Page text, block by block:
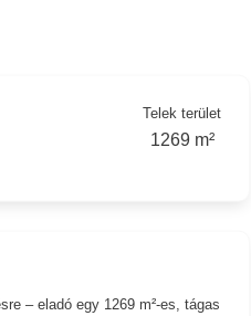
Telek terület
1269 m²
– eladó egy 1269 m²-es, tágas